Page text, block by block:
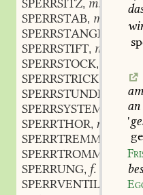
SPERRSITZ, m.
SPERRSTAB, m.
SPERRSTANGE
SPERRSTIFT, m.
SPERRSTOCK,
SPERRSTRICK
SPERRSTUNDE
SPERRSYSTEM
SPERRTHOR, n.
SPERRTREMMEL
m.
SPERRTROMMEL
f.
SPERRUNG, f.
SPERRVENTIL
an
'